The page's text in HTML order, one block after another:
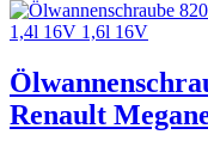
Renault